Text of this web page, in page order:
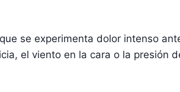
se experimenta dolor intenso
el viento en la cara o la presión